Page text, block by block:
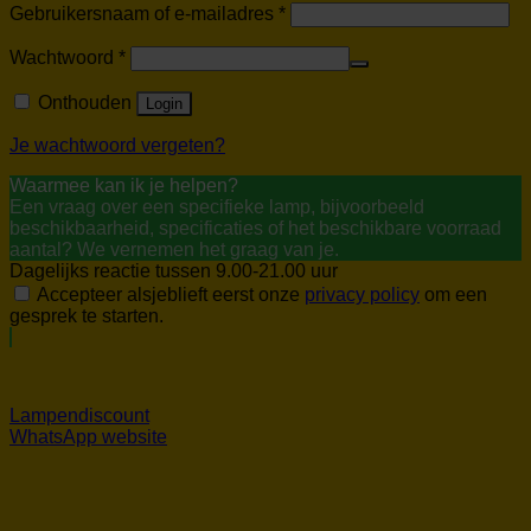
Gebruikersnaam of e-mailadres *Vereist
Wachtwoord *Vereist
Onthouden Login
Je wachtwoord vergeten?
Waarmee kan ik je helpen?
Een vraag over een specifieke lamp, bijvoorbeeld
beschikbaarheid, specificaties of het beschikbare voorraad
aantal? We vernemen het graag van je.
Dagelijks reactie tussen 9.00-21.00 uur
Accepteer alsjeblieft eerst onze privacy policy om een
gesprek te starten.
Lampendiscount
WhatsApp website